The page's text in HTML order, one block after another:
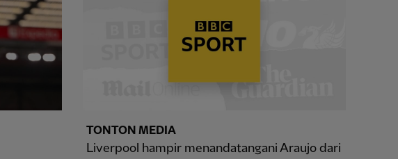
TONTON MEDIA
Liverpool hampir menandatangani Araujo dari